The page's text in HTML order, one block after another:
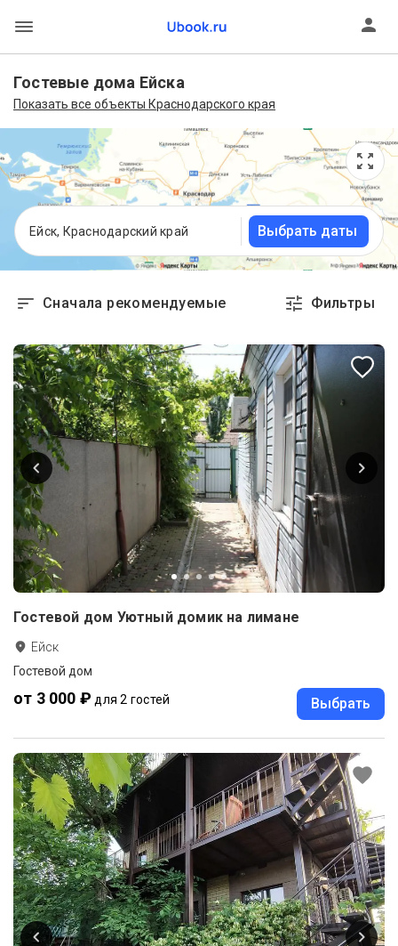
Гостевые дома Ейска
Показать все объекты Краснодарского края
Ейск, Краснодарский край Выбрать даты
Сначала рекомендуемые Фильтры
Гостевой дом Уютный домик на лимане
Ейск
Гостевой дом
от 3 000 ₽ для 2 гостей Выбрать